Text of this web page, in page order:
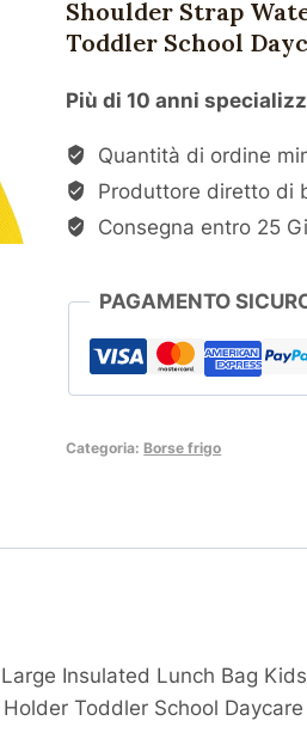
Shoulder Strap
Toddler School
Più di 10 anni
Quantità di ordine
Produttore diretto di
Consegna entro 25
PAGAMENTO
Categoria:Borse frigo
Insulated Lunch Bag
Toddler School